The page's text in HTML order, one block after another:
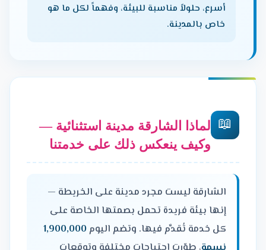
أسرع، حلولاً مناسبة للبيئة، وفهماً لكل ما هو
خاص بالمدينة.
📖 لماذا الشارقة مدينة استثنائية —
وكيف ينعكس ذلك على خدمتنا
الشارقة ليست مجرد مدينة على الخريطة —
إنها بيئة فريدة تحمل بصمتها الخاصة على
كل خدمة تُقدَّم فيها. وتضم اليوم 1,900,000